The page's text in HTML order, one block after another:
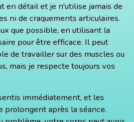
en détail et je n'utilise jamais de
ni de craquements articulaires.
que possible, en utilisant la
pour être efficace. Il peut
de travailler sur des muscles ou
mais je respecte toujours vos
immédiatement, et les
après la séance.